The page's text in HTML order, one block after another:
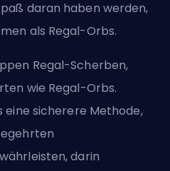
daran haben werden,
als Regal-Orbs.
Regal-Scherben,
wie Regal-Orbs.
eine sicherere Methode,
darin